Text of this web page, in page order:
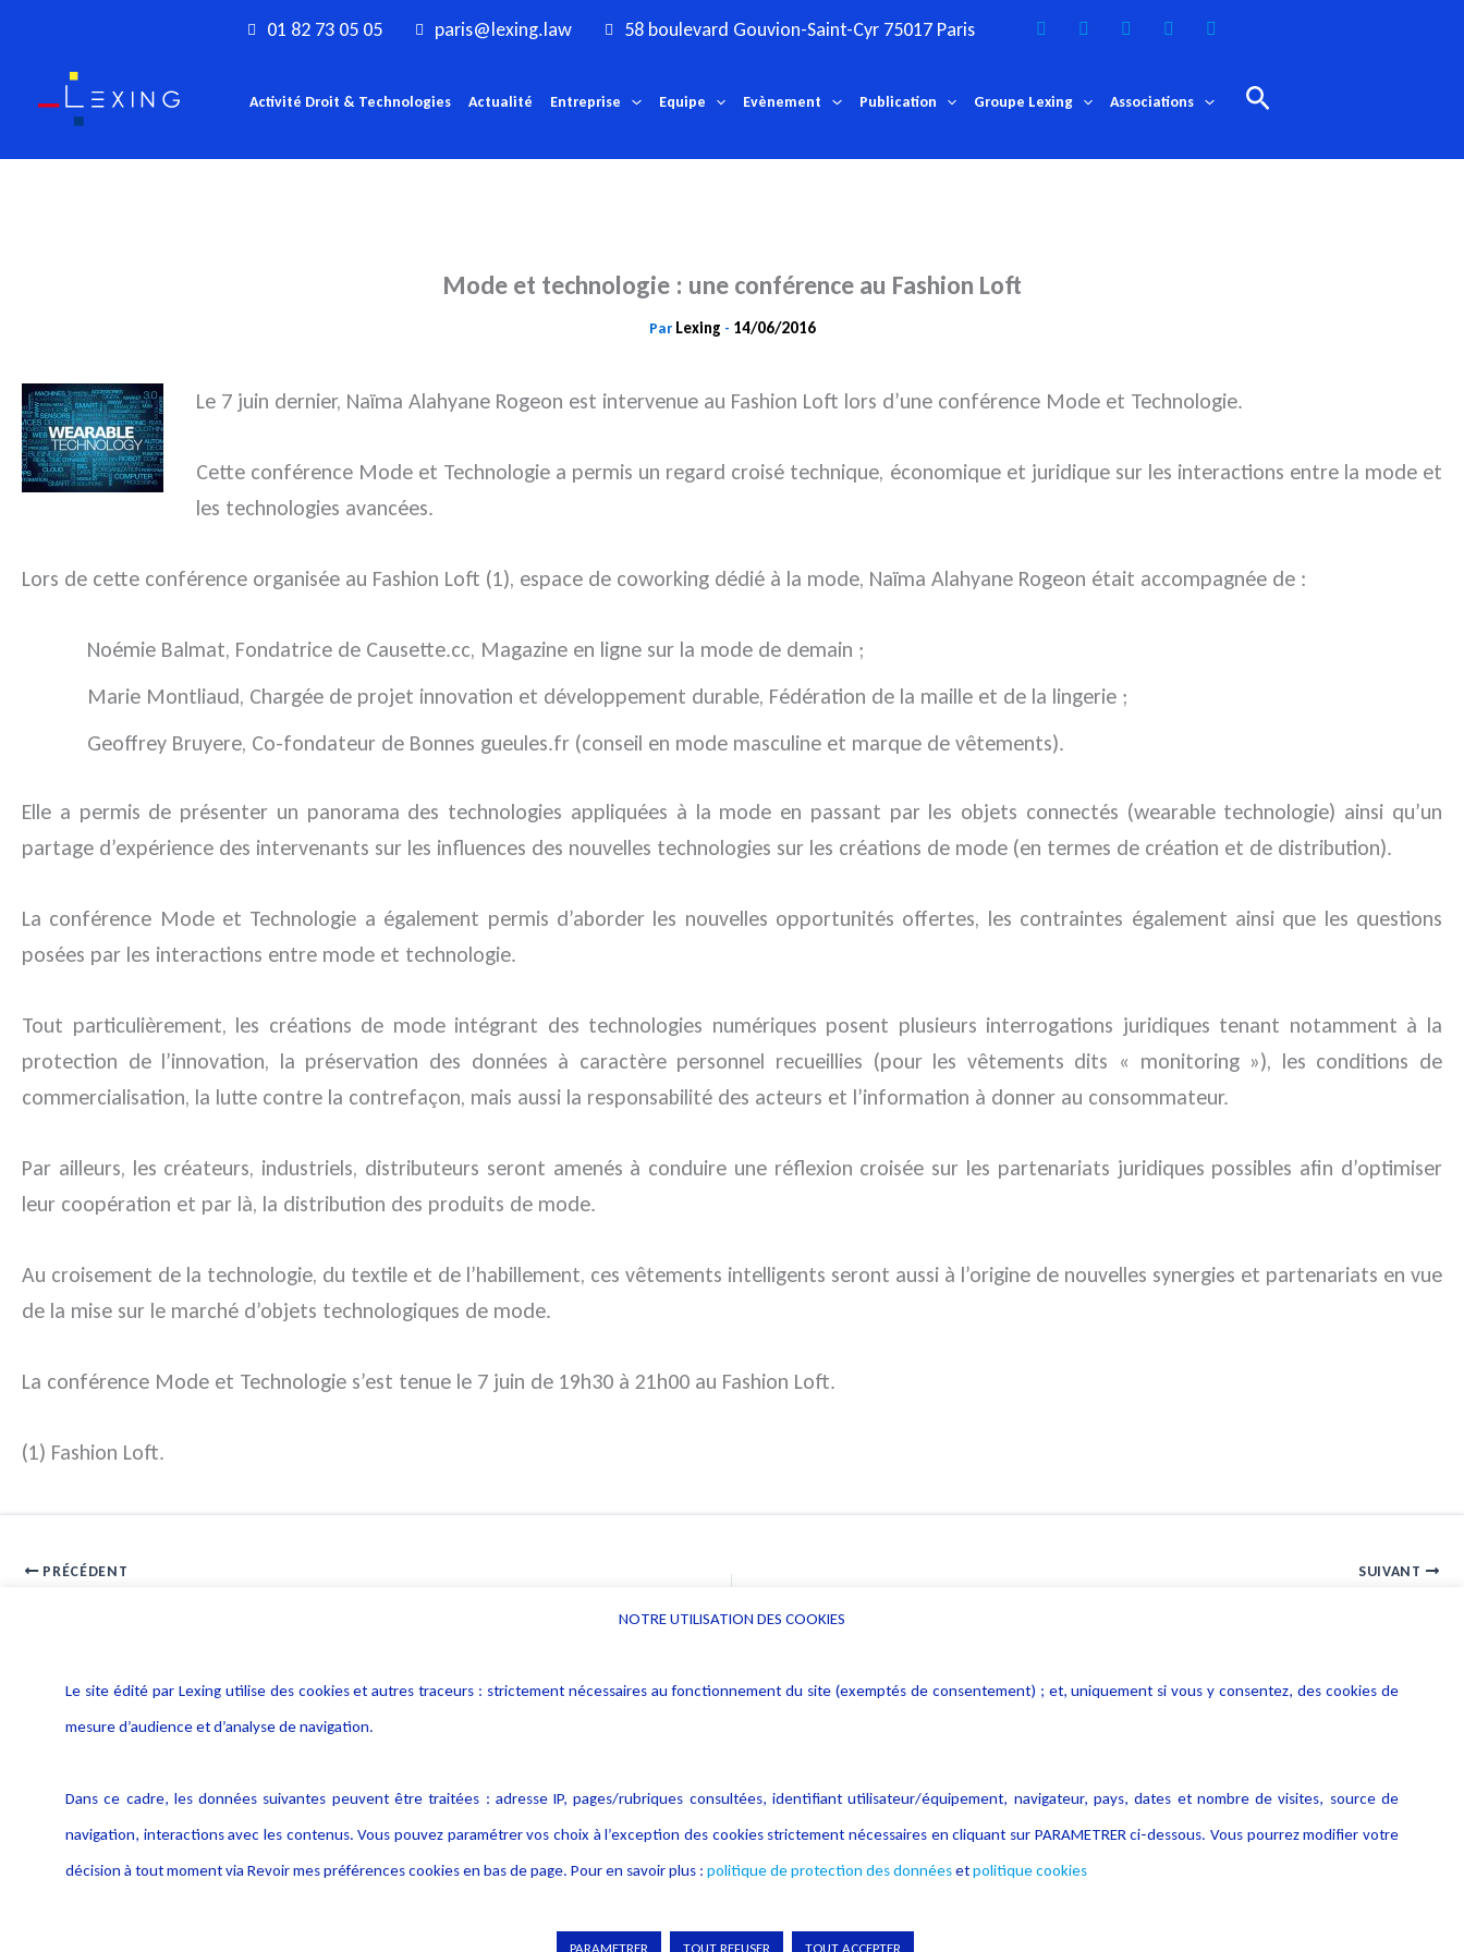
contenu
01 82 73 05 05 paris@lexing.law 58 boulevard Gouvion-Saint-Cyr 75017 Paris
Activité Droit & Technologies Actualité Entreprise Equipe Evènement Publication Groupe Lexing Associations Rechercher
Mode et technologie : une conférence au Fashion Loft
Par Lexing - 14/06/2016
Le 7 juin dernier, Naïma Alahyane Rogeon est intervenue au Fashion Loft lors d’une conférence Mode et Technologie.
Cette conférence Mode et Technologie a permis un regard croisé technique, économique et juridique sur les interactions entre la mode et
les technologies avancées.
Lors de cette conférence organisée au Fashion Loft (1), espace de coworking dédié à la mode, Naïma Alahyane Rogeon était accompagnée de :
Noémie Balmat, Fondatrice de Causette.cc, Magazine en ligne sur la mode de demain ;
Marie Montliaud, Chargée de projet innovation et développement durable, Fédération de la maille et de la lingerie ;
Geoffrey Bruyere, Co-fondateur de Bonnes gueules.fr (conseil en mode masculine et marque de vêtements).
Elle a permis de présenter un panorama des technologies appliquées à la mode en passant par les objets connectés (wearable technologie) ainsi qu’un
partage d’expérience des intervenants sur les influences des nouvelles technologies sur les créations de mode (en termes de création et de distribution).
La conférence Mode et Technologie a également permis d’aborder les nouvelles opportunités offertes, les contraintes également ainsi que les questions
posées par les interactions entre mode et technologie.
Tout particulièrement, les créations de mode intégrant des technologies numériques posent plusieurs interrogations juridiques tenant notamment à la
protection de l’innovation, la préservation des données à caractère personnel recueillies (pour les vêtements dits « monitoring »), les conditions de
commercialisation, la lutte contre la contrefaçon, mais aussi la responsabilité des acteurs et l’information à donner au consommateur.
Par ailleurs, les créateurs, industriels, distributeurs seront amenés à conduire une réflexion croisée sur les partenariats juridiques possibles afin d’optimiser
leur coopération et par là, la distribution des produits de mode.
Au croisement de la technologie, du textile et de l’habillement, ces vêtements intelligents seront aussi à l’origine de nouvelles synergies et partenariats en vue
de la mise sur le marché d’objets technologiques de mode.
La conférence Mode et Technologie s’est tenue le 7 juin de 19h30 à 21h00 au Fashion Loft.
(1) Fashion Loft.
PRÉCÉDENT SUIVANT
données
Politique cookies
Crédit Photo
NOTRE UTILISATION DES COOKIES
Le site édité par Lexing utilise des cookies et autres traceurs : strictement nécessaires au fonctionnement du site (exemptés de consentement) ; et, uniquement si vous y consentez, des cookies de
mesure d’audience et d’analyse de navigation.
Dans ce cadre, les données suivantes peuvent être traitées : adresse IP, pages/rubriques consultées, identifiant utilisateur/équipement, navigateur, pays, dates et nombre de visites, source de
navigation, interactions avec les contenus. Vous pouvez paramétrer vos choix à l’exception des cookies strictement nécessaires en cliquant sur PARAMETRER ci-dessous. Vous pourrez modifier votre
décision à tout moment via Revoir mes préférences cookies en bas de page. Pour en savoir plus : politique de protection des donnéesetpolitique cookies
PARAMETRER TOUT REFUSER TOUT ACCEPTER